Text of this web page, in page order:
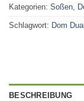
Kategorien: Soßen,
Schlagwort: Dom
BESCHREIBUNG